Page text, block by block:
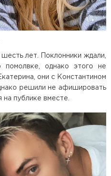
лет. Поклонники ждали,
однако этого не
они с Константином
решили не афишировать
на публике вместе.